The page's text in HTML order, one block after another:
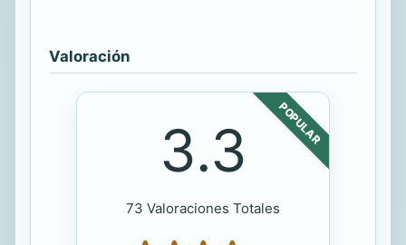
Valoración
POPULAR
3.3
73 Valoraciones Totales